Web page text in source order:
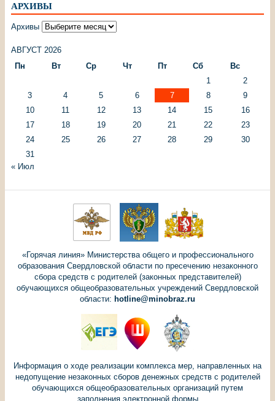
АРХИВЫ
Архивы
АВГУСТ 2026
Пн
Вт Ср Чт Пт Сб
Вс
1
2
3
4 5 6 7 8
9
10
11 12 13 14 15
16
17
18 19 20 21 22
23
24
25 26 27 28 29
30
31
« Июл
«Горячая линия» Министерства общего и профессионального
образования Свердловской области по пресечению незаконного
сбора средств с родителей (законных представителей)
обучающихся общеобразовательных учреждений Свердловской
области: hotline@minobraz.ru
Информация о ходе реализации комплекса мер, направленных на
недопущение незаконных сборов денежных средств с родителей
обучающихся общеобразовательных организаций путем
заполнения электронной формы